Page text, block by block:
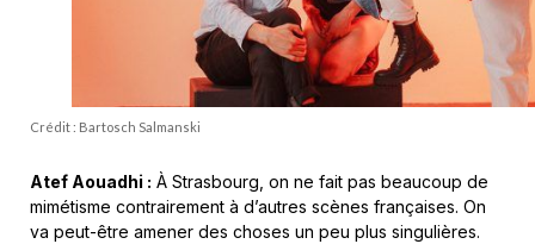
Crédit : Bartosch Salmanski
Atef Aouadhi : À Strasbourg, on ne fait pas beaucoup de
mimétisme contrairement à d’autres scènes françaises. On
va peut-être amener des choses un peu plus singulières.